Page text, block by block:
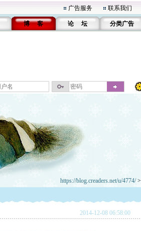
广告服务 联系我们
博 客 论 坛 分类广告
https://blog.creaders.net/u/4774/>
2014-12-08 06:58:00